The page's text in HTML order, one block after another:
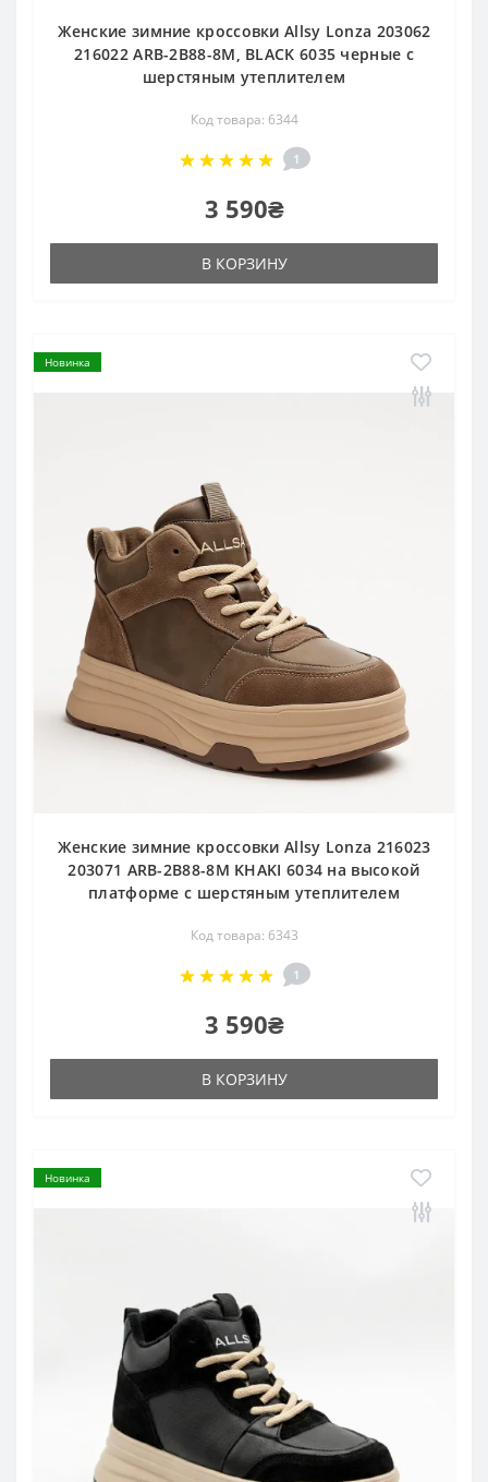
Женские зимние кроссовки Allsy Lonza 203062
216022 ARB-2B88-8M, BLACK 6035 черные с
шерстяным утеплителем
Код товара: 6344
1
3 590₴
В КОРЗИНУ
Новинка
Женские зимние кроссовки Allsy Lonza 216023
203071 ARB-2B88-8M KHAKI 6034 на высокой
платформе с шерстяным утеплителем
Код товара: 6343
1
3 590₴
В КОРЗИНУ
Новинка